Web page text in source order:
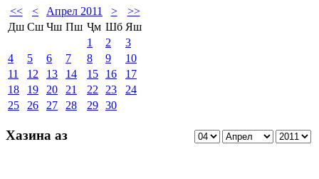
<< < Апрел 2011 >
>>
Дш Сш Чш Пш Ҷм Шб Яш
1
2
3
4
5 6 7 8 9
10
11
12 13 14 15 16
17
18
19 20 21 22 23
24
25
26 27 28 29 30
Хазина аз